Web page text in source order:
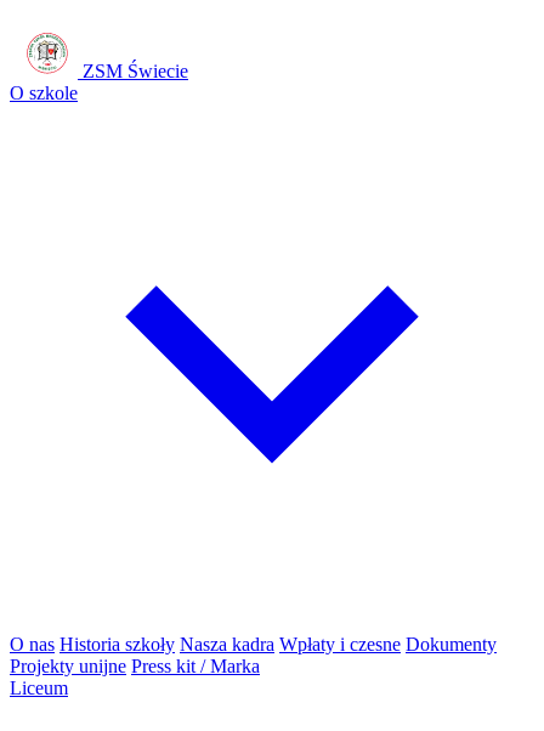
ZSM Świecie
O szkole
O nas Historia szkoły Nasza kadra Wpłaty i czesne Dokumenty
Projekty unijne Press kit / Marka
Liceum